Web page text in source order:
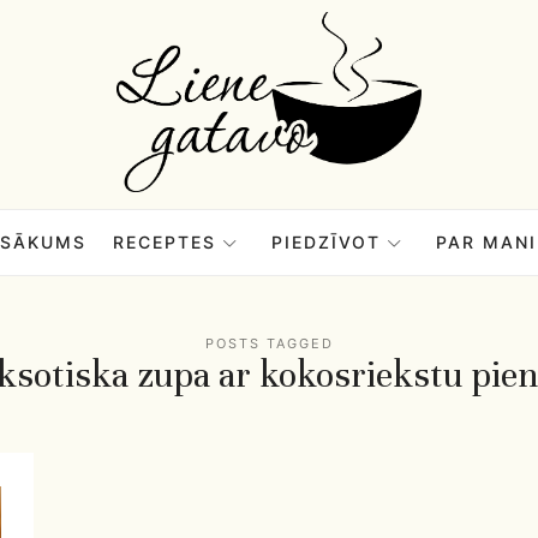
Liene
Gatavo
–
Mana
garšu
SĀKUMS RECEPTES PIEDZĪVOT PAR MANI
POSTS TAGGED
zupa ar kokosriekstu